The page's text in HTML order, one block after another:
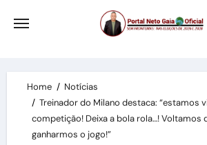
Home
Notícias
Treinador do Milano destaca: “estamos
competição! Deixa a bola rola…! Voltamos
ganharmos o jogo!”